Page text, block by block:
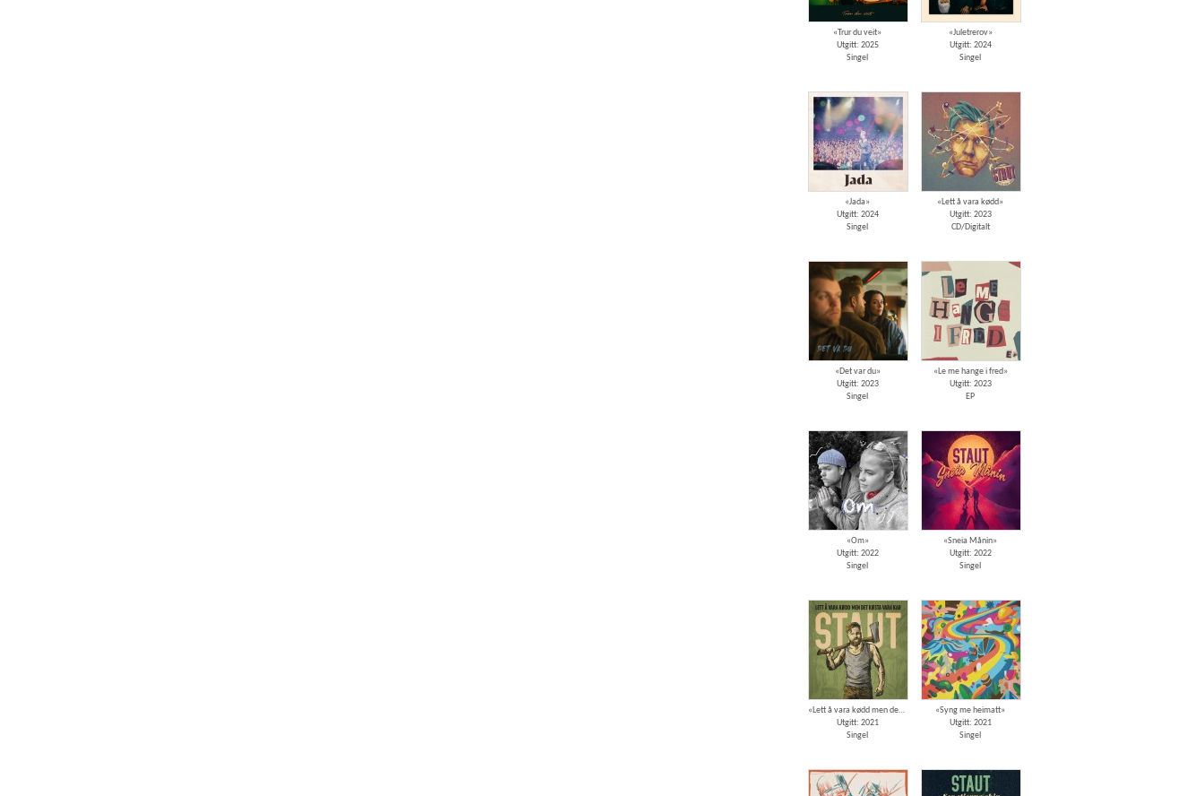
«Trur du veit»
Utgitt: 2025
Singel
«Juletrerov»
Utgitt: 2024
Singel
«Jada»
Utgitt: 2024
Singel
«Lett å vara kødd»
Utgitt: 2023
CD/Digitalt
«Det var du»
Utgitt: 2023
Singel
«Le me hange i fred»
Utgitt: 2023
EP
«Om»
Utgitt: 2022
Singel
«Sneia Månin»
Utgitt: 2022
Singel
«Lett å vara kødd men det køsta vara kar»
Utgitt: 2021
Singel
«Syng me heimatt»
Utgitt: 2021
Singel